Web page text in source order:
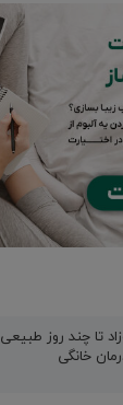
تا چند روز طبیعی
خانگی